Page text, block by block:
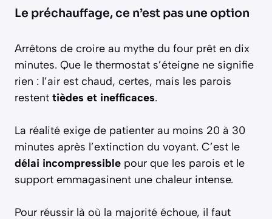
Le préchauffage, ce n’est pas une option
Arrêtons de croire au mythe du four prêt en dix
minutes. Que le thermostat s’éteigne ne signifie
rien : l’air est chaud, certes, mais les parois
restent tièdes et inefficaces.
La réalité exige de patienter au moins 20 à 30
minutes après l’extinction du voyant. C’est le
délai incompressible pour que les parois et le
support emmagasinent une chaleur intense.
Pour réussir là où la majorité échoue, il faut